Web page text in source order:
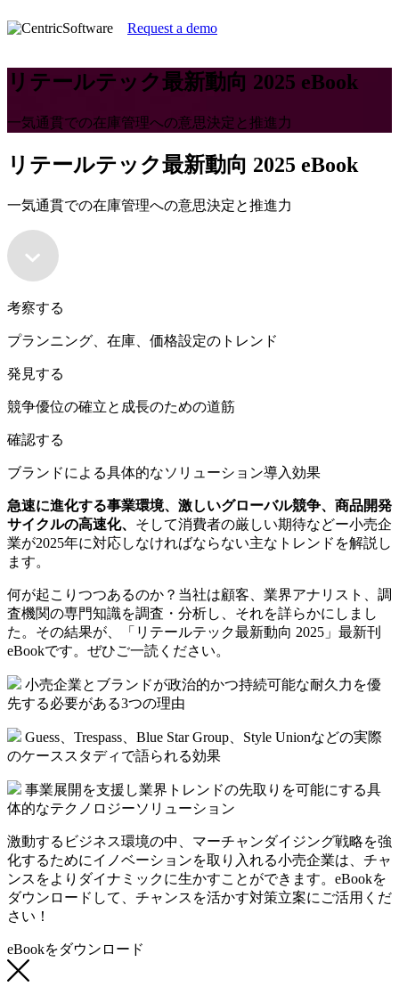
Request a demo
リテールテック最新動向 2025 eBook
一気通貫での在庫管理への意思決定と推進力
リテールテック最新動向 2025 eBook
一気通貫での在庫管理への意思決定と推進力
考察する
プランニング、在庫、価格設定のトレンド
発見する
競争優位の確立と成長のための道筋
確認する
ブランドによる具体的なソリューション導入効果
急速に進化する事業環境、激しいグローバル競争、商品開発
サイクルの高速化、 そして消費者の厳しい期待などー小売企
業が2025年に対応しなければならない主なトレンドを解説し
ます。
何が起こりつつあるのか？当社は顧客、業界アナリスト、調
査機関の専門知識を調査・分析し、それを詳らかにしまし
た。その結果が、「リテールテック最新動向 2025」最新刊
eBookです。ぜひご一読ください。
小売企業とブランドが政治的かつ持続可能な耐久力を優
先する必要がある3つの理由
Guess、Trespass、Blue Star Group、Style Unionなどの実際
のケーススタディで語られる効果
事業展開を支援し業界トレンドの先取りを可能にする具
体的なテクノロジーソリューション
激動するビジネス環境の中、マーチャンダイジング戦略を強
化するためにイノベーションを取り入れる小売企業は、チャ
ンスをよりダイナミックに生かすことができます。eBookを
ダウンロードして、チャンスを活かす対策立案にご活用くだ
さい！
eBookをダウンロード